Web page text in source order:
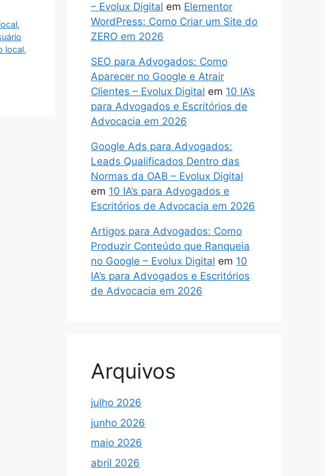
,
local,
– Evolux Digital em Elementor
WordPress: Como Criar um Site do
ZERO em 2026
SEO para Advogados: Como
Aparecer no Google e Atrair
Clientes – Evolux Digital em 10 IA’s
para Advogados e Escritórios de
Advocacia em 2026
Google Ads para Advogados:
Leads Qualificados Dentro das
Normas da OAB – Evolux Digital
em 10 IA’s para Advogados e
Escritórios de Advocacia em 2026
Artigos para Advogados: Como
Produzir Conteúdo que Ranqueia
no Google – Evolux Digital em 10
IA’s para Advogados e Escritórios
de Advocacia em 2026
Arquivos
julho 2026
junho 2026
maio 2026
abril 2026